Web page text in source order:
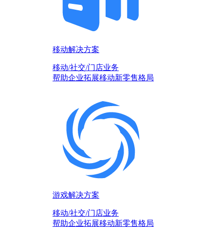
移动解决方案
移动/社交/门店业务
帮助企业拓展移动新零售格局
游戏解决方案
移动/社交/门店业务
帮助企业拓展移动新零售格局